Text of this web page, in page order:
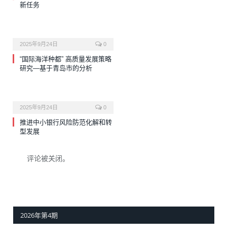
新任务
2025年9月24日 0
“国际海洋种都” 高质量发展策略
研究—基于青岛市的分析
2025年9月24日 0
推进中小银行风险防范化解和转
型发展
评论被关闭。
2026年第4期